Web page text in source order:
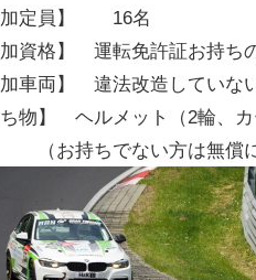
加定員】 16名
加資格】 運転免許証お持ち
加車両】 違法改造していな
ち物】 ヘルメット（2輪、
持ちでない方は無償に